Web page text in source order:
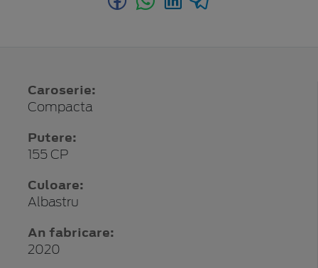
Caroserie:
Compacta
Putere:
155 CP
Culoare:
Albastru
An fabricare:
2020